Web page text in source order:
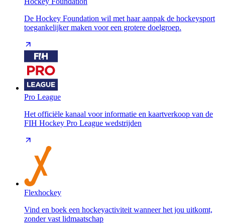
De Hockey Foundation wil met haar aanpak de hockeysport
toegankelijker maken voor een grotere doelgroep.
Pro League
Het officiële kanaal voor informatie en kaartverkoop van de
FIH Hockey Pro League wedstrijden
Flexhockey
Vind en boek een hockeyactiviteit wanneer het jou uitkomt,
zonder vast lidmaatschap